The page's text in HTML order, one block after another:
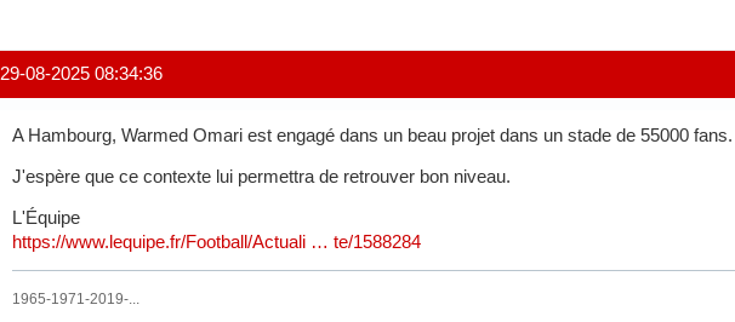
29-08-2025 08:34:36
A Hambourg, Warmed Omari est engagé dans un beau projet dans un stade de 55000 fans.
J'espère que ce contexte lui permettra de retrouver bon niveau.
L'Équipe
https://www.lequipe.fr/Football/Actuali … te/1588284
1965-1971-2019-...